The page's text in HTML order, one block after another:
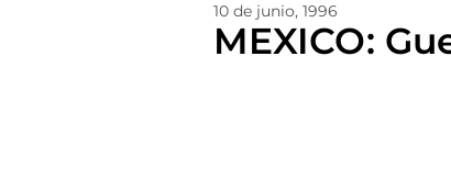
10 de junio, 1996
MEXICO: